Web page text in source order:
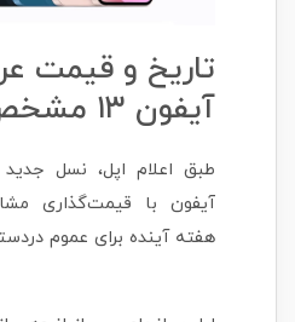
تاریخ و قیمت
آیفون ۱۳ مشخص شد
طبق اعلام اپل، نسل
آیفون با قیمت‌گذاری
هفته آینده برای عموم